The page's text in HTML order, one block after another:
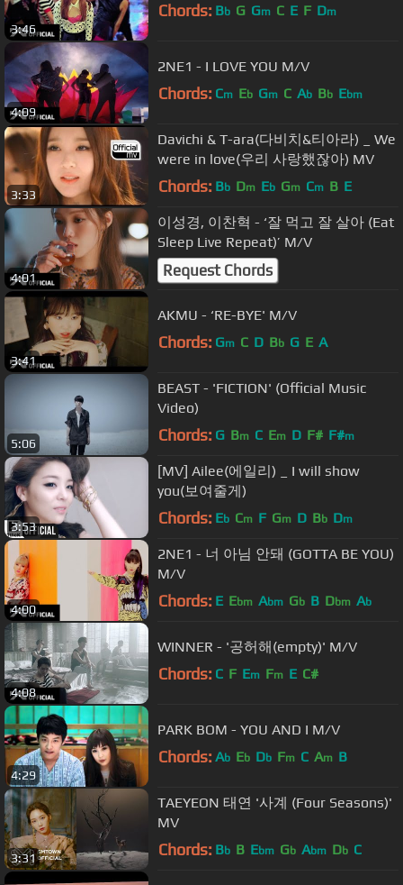
3:46
Chords: Bb G Gm C E F Dm
4:09
2NE1 - I LOVE YOU M/V
Chords: Cm Eb Gm C Ab Bb Ebm
3:33
Davichi & T-ara(다비치&티아라) _ We
were in love(우리 사랑했잖아) MV
Chords: Bb Dm Eb Gm Cm B E
4:01
이성경, 이찬혁 - ‘잘 먹고 잘 살아 (Eat
Sleep Live Repeat)’ M/V
Request Chords
3:41
AKMU - ‘RE-BYE' M/V
Chords: Gm C D Bb G E A
5:06
BEAST - 'FICTION' (Official Music
Video)
Chords: G Bm C Em D F# F#m
3:53
[MV] Ailee(에일리) _ I will show
you(보여줄게)
Chords: Eb Cm F Gm D Bb Dm
4:00
2NE1 - 너 아님 안돼 (GOTTA BE YOU)
M/V
Chords: E Ebm Abm Gb B Dbm Ab
4:08
WINNER - '공허해(empty)' M/V
Chords: C F Em Fm E C#
4:29
PARK BOM - YOU AND I M/V
Chords: Ab Eb Db Fm C Am B
3:31
TAEYEON 태연 '사계 (Four Seasons)'
MV
Chords: Bb B Ebm Gb Abm Db C